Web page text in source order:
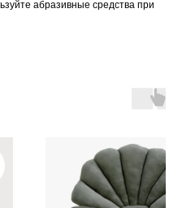
абразивные средства при